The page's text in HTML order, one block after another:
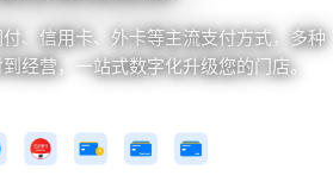
、信用卡、外卡等主流支付方式，多种
经营，一站式数字化升级您的门店。